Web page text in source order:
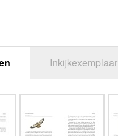
Inkijkexemplaar